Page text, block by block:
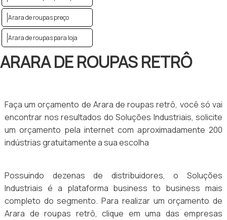
Arara de roupas preço
Arara de roupas para loja
ARARA DE ROUPAS RETRÔ
Faça um orçamento de Arara de roupas retrô, você só vai
encontrar nos resultados do Soluções Industriais, solicite
um orçamento pela internet com aproximadamente 200
indústrias gratuitamente a sua escolha
Possuindo dezenas de distribuidores, o Soluções
Industriais é a plataforma business to business mais
completo do segmento. Para realizar um orçamento de
Arara de roupas retrô, clique em uma das empresas